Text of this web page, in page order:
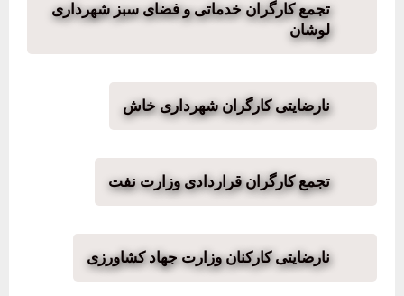
تجمع کارگران خدماتی و فضای سبز شهرداری
لوشان
نارضایتی کارگران شهرداری خاش
تجمع کارگران قراردادی وزارت نفت
نارضایتی کارکنان وزارت جهاد کشاورزی